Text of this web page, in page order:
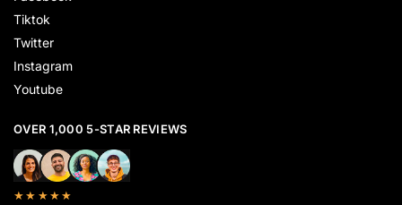
Tiktok
Twitter
Instagram
Youtube
OVER 1,000 5-STAR REVIEWS
★★★★★